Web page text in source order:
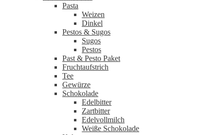
Pasta
Weizen
Dinkel
Pestos & Sugos
Sugos
Pestos
Past & Pesto Paket
Fruchtaufstrich
Tee
Gewürze
Schokolade
Edelbitter
Zartbitter
Edelvollmilch
Weiße Schokolade